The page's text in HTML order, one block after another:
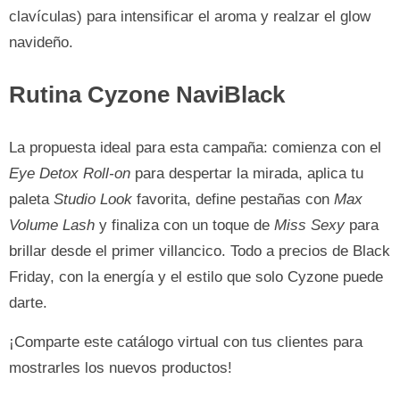
clavículas) para intensificar el aroma y realzar el glow
navideño.
Rutina Cyzone NaviBlack
La propuesta ideal para esta campaña: comienza con el
Eye Detox Roll-on para despertar la mirada, aplica tu
paleta Studio Look favorita, define pestañas con Max
Volume Lash y finaliza con un toque de Miss Sexy para
brillar desde el primer villancico. Todo a precios de Black
Friday, con la energía y el estilo que solo Cyzone puede
darte.
¡Comparte este catálogo virtual con tus clientes para
mostrarles los nuevos productos!